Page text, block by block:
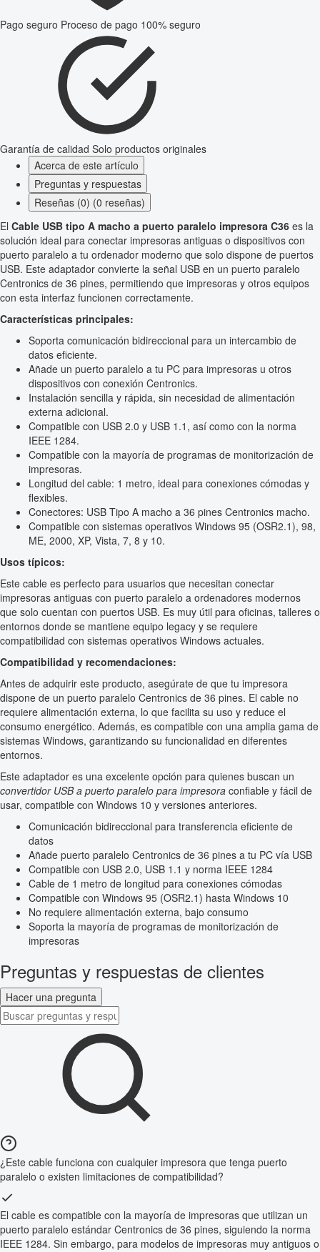
Pago seguro Proceso de pago 100% seguro
Garantía de calidad Solo productos originales
Acerca de este artículo
Preguntas y respuestas
Reseñas (0) (0 reseñas)
El Cable USB tipo A macho a puerto paralelo impresora C36 es la
solución ideal para conectar impresoras antiguas o dispositivos con
puerto paralelo a tu ordenador moderno que solo dispone de puertos
USB. Este adaptador convierte la señal USB en un puerto paralelo
Centronics de 36 pines, permitiendo que impresoras y otros equipos
con esta interfaz funcionen correctamente.
Características principales:
Soporta comunicación bidireccional para un intercambio de
datos eficiente.
Añade un puerto paralelo a tu PC para impresoras u otros
dispositivos con conexión Centronics.
Instalación sencilla y rápida, sin necesidad de alimentación
externa adicional.
Compatible con USB 2.0 y USB 1.1, así como con la norma
IEEE 1284.
Compatible con la mayoría de programas de monitorización de
impresoras.
Longitud del cable: 1 metro, ideal para conexiones cómodas y
flexibles.
Conectores: USB Tipo A macho a 36 pines Centronics macho.
Compatible con sistemas operativos Windows 95 (OSR2.1), 98,
ME, 2000, XP, Vista, 7, 8 y 10.
Usos típicos:
Este cable es perfecto para usuarios que necesitan conectar
impresoras antiguas con puerto paralelo a ordenadores modernos
que solo cuentan con puertos USB. Es muy útil para oficinas, talleres o
entornos donde se mantiene equipo legacy y se requiere
compatibilidad con sistemas operativos Windows actuales.
Compatibilidad y recomendaciones:
Antes de adquirir este producto, asegúrate de que tu impresora
dispone de un puerto paralelo Centronics de 36 pines. El cable no
requiere alimentación externa, lo que facilita su uso y reduce el
consumo energético. Además, es compatible con una amplia gama de
sistemas Windows, garantizando su funcionalidad en diferentes
entornos.
Este adaptador es una excelente opción para quienes buscan un
convertidor USB a puerto paralelo para impresora confiable y fácil de
usar, compatible con Windows 10 y versiones anteriores.
Comunicación bidireccional para transferencia eficiente de
datos
Añade puerto paralelo Centronics de 36 pines a tu PC vía USB
Compatible con USB 2.0, USB 1.1 y norma IEEE 1284
Cable de 1 metro de longitud para conexiones cómodas
Compatible con Windows 95 (OSR2.1) hasta Windows 10
No requiere alimentación externa, bajo consumo
Soporta la mayoría de programas de monitorización de
impresoras
Preguntas y respuestas de clientes
Hacer una pregunta
¿Este cable funciona con cualquier impresora que tenga puerto
paralelo o existen limitaciones de compatibilidad?
El cable es compatible con la mayoría de impresoras que utilizan un
puerto paralelo estándar Centronics de 36 pines, siguiendo la norma
IEEE 1284. Sin embargo, para modelos de impresoras muy antiguos o